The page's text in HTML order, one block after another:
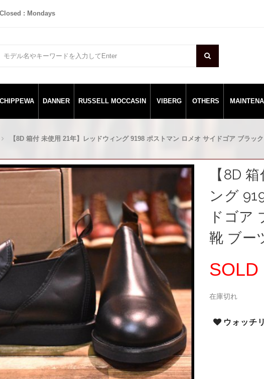
Closed : Mondays
CHIPPEWA DANNER RUSSELL MOCCASIN VIBERG OTHERS
【8D 箱付 未使用 21年】レッドウィング 9198 ポストマン ロメオ サイドゴア ブラ
【8D
ング
ドゴア
靴 ブー
SOLD
在庫切れ
ウォッチ